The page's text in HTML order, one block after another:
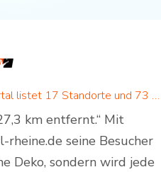
Padel in Rheine: neues Padelportal listet 17 Standorte und 73 Padel-Courts in Rheine und Umgebung
km entfernt.“ Mit
seine Besucher
Deko, sondern wird jede